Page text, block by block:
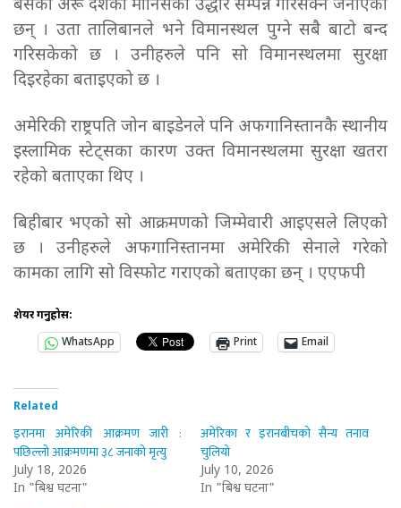
बसेका अरू देशका मानिसको उद्धार सम्पन्न गरिसक्ने जनाएका
छन् । उता तालिबानले भने विमानस्थल पुग्ने सबै बाटो बन्द
गरिसकेको छ । उनीहरुले पनि सो विमानस्थलमा सुरक्षा
दिइरहेका बताइएको छ ।
अमेरिकी राष्ट्रपति जोन बाइडेनले पनि अफगानिस्तानकै स्थानीय
इस्लामिक स्टेट्सका कारण उक्त विमानस्थलमा सुरक्षा खतरा
रहेको बताएका थिए ।
बिहीबार भएको सो आक्रमणको जिम्मेवारी आइएसले लिएको
छ । उनीहरुले अफगानिस्तानमा अमेरिकी सेनाले गरेको
कामका लागि सो विस्फोट गराएको बताएका छन् । एएफपी
शेयर गर्नुहोस:
WhatsApp
Print Email
Related
इरानमा अमेरिकी आक्रमण जारी :
पछिल्लो आक्रमणमा ३८ जनाको मृत्यु
July 18, 2026
In "बिश्व घटना"
अमेरिका र इरानबीचको सैन्य तनाव
चुलियो
July 10, 2026
In "बिश्व घटना"